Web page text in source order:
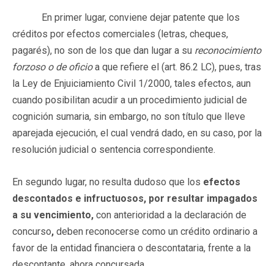
En primer lugar, conviene dejar patente que los
créditos por efectos comerciales (letras, cheques,
pagarés), no son de los que dan lugar a su reconocimiento
forzoso o de oficioa que refiere el (art. 86.2 LC), pues, tras
la Ley de Enjuiciamiento Civil 1/2000, tales efectos, aun
cuando posibilitan acudir a un procedimiento judicial de
cognición sumaria, sin embargo, no son título que lleve
aparejada ejecución, el cual vendrá dado, en su caso, por la
resolución judicial o sentencia correspondiente.
En segundo lugar, no resulta dudoso que los efectos
descontados e infructuosos, por resultar impagados
a su vencimiento, con anterioridad a la declaración de
concurso, deben reconocerse como un crédito ordinario a
favor de la entidad financiera o descontataria, frente a la